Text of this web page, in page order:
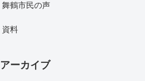
舞鶴市民の声
資料
アーカイブ